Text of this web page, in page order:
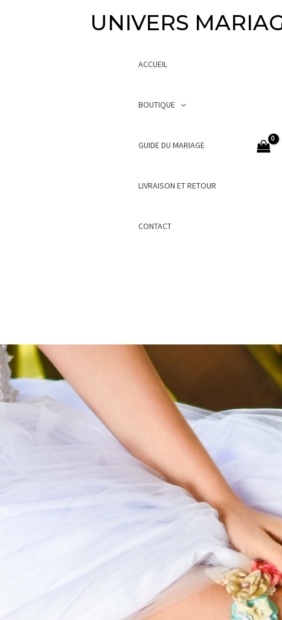
UNIVERS
ACCUEIL
BOUTIQUE
GUIDE DU MARIAGE
LIVRAISON ET RETOUR
CONTACT